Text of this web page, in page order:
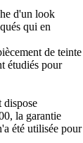
d'un look
qui en
de teinte
étudiés pour
dispose
la garantie
été utilisée pour